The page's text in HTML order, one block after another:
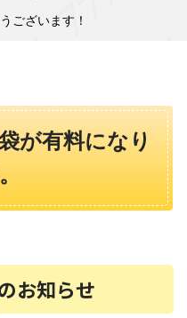
ございます！
が有料になり
お知らせ